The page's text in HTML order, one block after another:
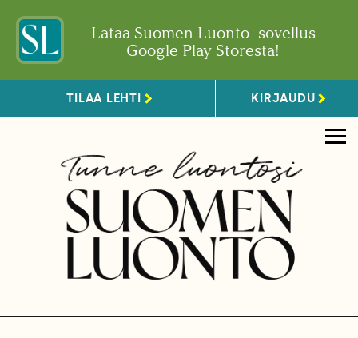
Lataa Suomen Luonto -sovellus
Google Play Storesta!
TILAA LEHTI KIRJAUDU